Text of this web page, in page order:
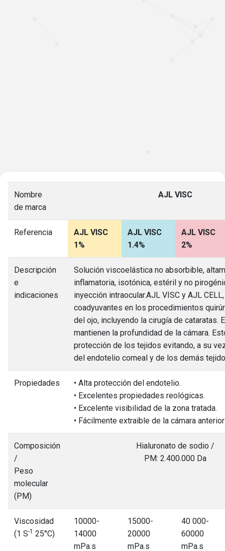
Nombre
de marca
AJL VISC
Referencia
AJL VISC
1%
AJL VISC
1.4%
AJL VISC
2%
Descripción
e
indicaciones
Solución viscoelástica no absorbible,
inflamatoria, isotónica, estéril y no
inyección intraocular.AJL VISC y AJL
coadyuvantes en los procedimientos
del ojo, incluyendo la cirugía de
mantienen la profundidad de la cámara.
protección de los tejidos evitando, a su
del endotelio corneal y de los demás
Propiedades
• Alta protección del endotelio.
• Excelentes propiedades reológicas.
• Excelente visibilidad de la zona tratada.
• Fácilmente extraible de la cámara anterior
Composición
/
Peso
molecular
(PM)
Hialuronato de sodio /
PM: 2.400.000 Da
Viscosidad
(1 S-1 25°C)
10000-
14000
mPa.s
15000-
20000
mPa.s
40 000-
60000
mPa.s